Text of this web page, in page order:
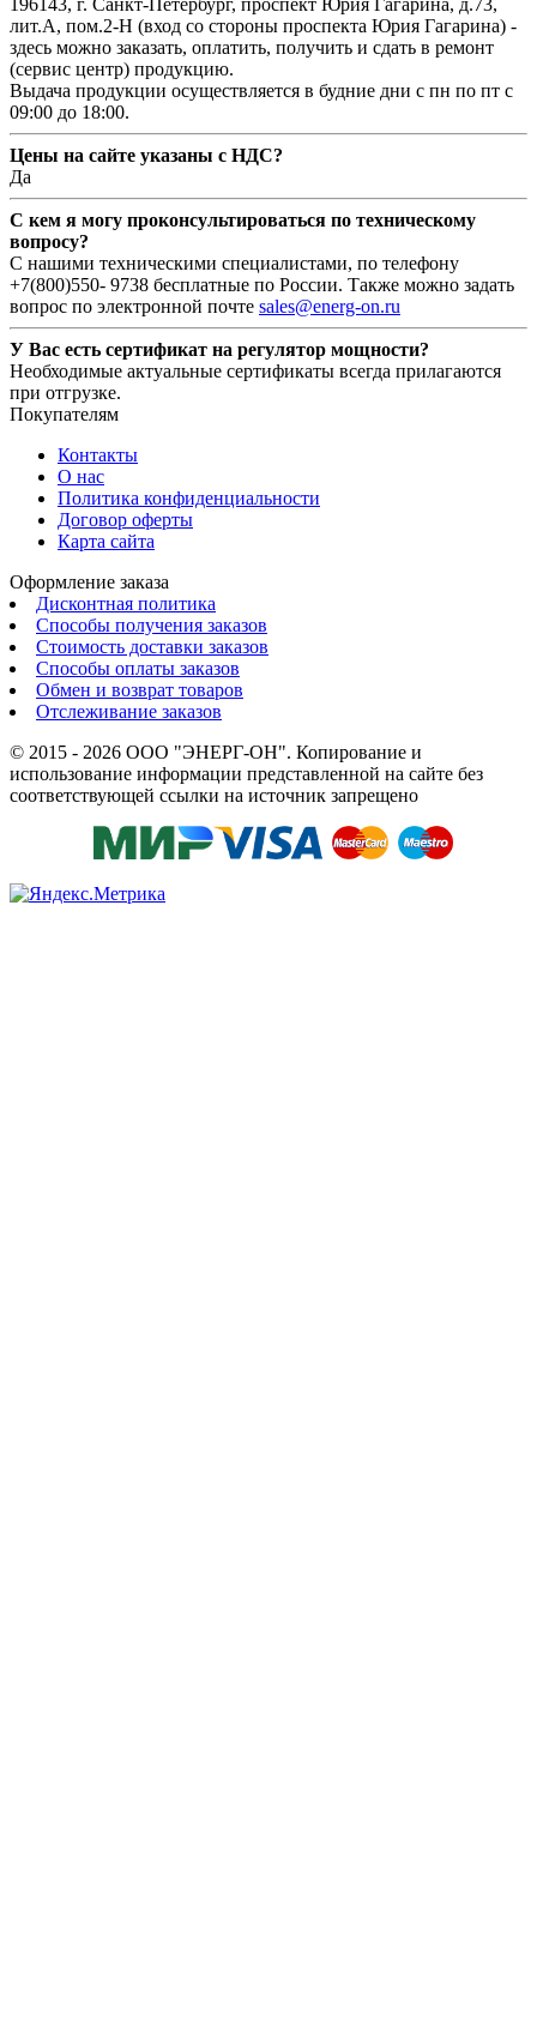
лит.А, пом.2-Н (вход со стороны проспекта Юрия Гагарина) -
здесь можно заказать, оплатить, получить и сдать в ремонт
(сервис центр) продукцию.
Выдача продукции осуществляется в будние дни с пн по пт с
09:00 до 18:00.
Цены на сайте указаны с НДС?
Да
С кем я могу проконсультироваться по техническому
вопросу?
С нашими техническими специалистами, по телефону
+7(800)550- 9738 бесплатные по России. Также можно задать
вопрос по электронной почте sales@energ-on.ru
У Вас есть сертификат на регулятор мощности?
Необходимые актуальные сертификаты всегда прилагаются
при отгрузке.
Покупателям
Контакты
О нас
Политика конфиденциальности
Договор оферты
Карта сайта
Оформление заказа
Дисконтная политика
Способы получения заказов
Стоимость доставки заказов
Способы оплаты заказов
Обмен и возврат товаров
Отслеживание заказов
© 2015 - 2026 ООО "ЭНЕРГ-ОН". Копирование и
использование информации представленной на сайте без
соответствующей ссылки на источник запрещено